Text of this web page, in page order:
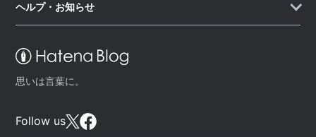
思いは言葉に。
Follow us
ヘルプ・お知らせ